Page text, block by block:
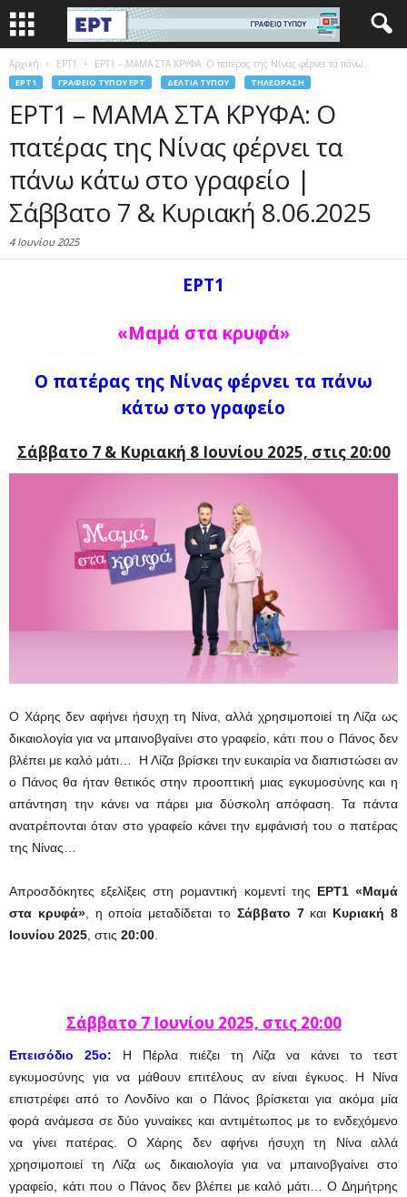
Αρχική EΡΤ1 ΕΡΤ1 – ΜΑΜΑ ΣΤΑ ΚΡΥΦΑ: Ο πατέρας της Νίνας φέρνει τα πάνω...
EΡΤ1 ΓΡΑΦΕΊΟ ΤΎΠΟΥ ΕΡΤ ΔΕΛΤΊΑ ΤΎΠΟΥ ΤΗΛΕΌΡΑΣΗ
ΕΡΤ1 – ΜΑΜΑ ΣΤΑ ΚΡΥΦΑ: Ο
πατέρας της Νίνας φέρνει τα
πάνω κάτω στο γραφείο |
Σάββατο 7 & Κυριακή 8.06.2025
4 Ιουνίου 2025
ΕΡΤ1
«Μαμά στα κρυφά»
Ο πατέρας της Νίνας φέρνει τα πάνω
κάτω στο γραφείο
Σάββατο 7 & Κυριακή 8 Ιουνίου 2025, στις 20:00
Ο Χάρης δεν αφήνει ήσυχη τη Νίνα, αλλά χρησιμοποιεί τη Λίζα ως
δικαιολογία για να μπαινοβγαίνει στο γραφείο, κάτι που ο Πάνος δεν
βλέπει με καλό μάτι… Η Λίζα βρίσκει την ευκαιρία να διαπιστώσει αν
ο Πάνος θα ήταν θετικός στην προοπτική μιας εγκυμοσύνης και η
απάντηση την κάνει να πάρει μια δύσκολη απόφαση. Τα πάντα
ανατρέπονται όταν στο γραφείο κάνει την εμφάνισή του ο πατέρας
της Νίνας…
Απροσδόκητες εξελίξεις στη ρομαντική κομεντί της ΕΡΤ1 «Μαμά
στα κρυφά», η οποία μεταδίδεται το Σάββατο 7 και Κυριακή 8
Ιουνίου 2025 , στις 20:00
Σάββατο 7 Ιουνίου 2025, στις 20:00
Επεισόδιο 25ο: Η Πέρλα πιέζει τη Λίζα να κάνει το τεστ
εγκυμοσύνης για να μάθουν επιτέλους αν είναι έγκυος. Η Νίνα
επιστρέφει από το Λονδίνο και ο Πάνος βρίσκεται για ακόμα μία
φορά ανάμεσα σε δύο γυναίκες και αντιμέτωπος με το ενδεχόμενο
να γίνει πατέρας. Ο Χάρης δεν αφήνει ήσυχη τη Νίνα αλλά
χρησιμοποιεί τη Λίζα ως δικαιολογία για να μπαινοβγαίνει στο
γραφείο, κάτι που ο Πάνος δεν βλέπει με καλό μάτι… Ο Δημήτρης